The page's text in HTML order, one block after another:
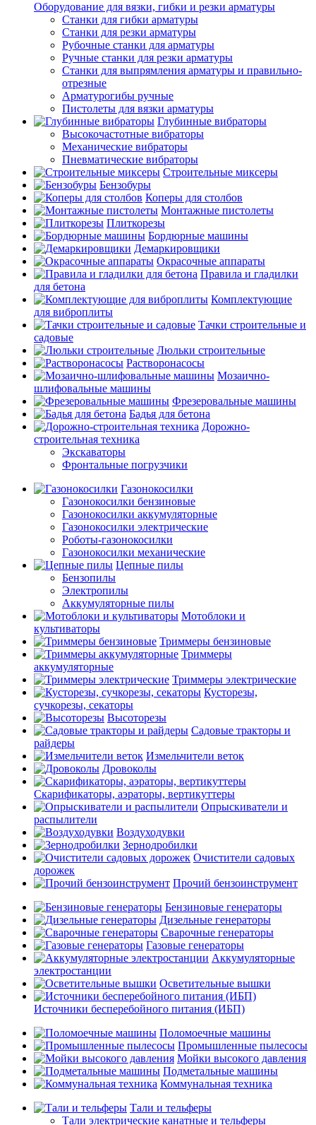
Оборудование для вязки, гибки и резки арматуры
Станки для гибки арматуры
Станки для резки арматуры
Рубочные станки для арматуры
Ручные станки для резки арматуры
Станки для выпрямления арматуры и правильно-
отрезные
Арматурогибы ручные
Пистолеты для вязки арматуры
Глубинные вибраторы
Высокочастотные вибраторы
Механические вибраторы
Пневматические вибраторы
Строительные миксеры
Бензобуры
Коперы для столбов
Монтажные пистолеты
Плиткорезы
Бордюрные машины
Демаркировщики
Окрасочные аппараты
Правила и гладилки
для бетона
Комплектующие
для виброплиты
Тачки строительные и
садовые
Люльки строительные
Растворонасосы
Мозаично-
шлифовальные машины
Фрезеровальные машины
Бадья для бетона
Дорожно-
строительная техника
Экскаваторы
Фронтальные погрузчики
Газонокосилки
Газонокосилки бензиновые
Газонокосилки аккумуляторные
Газонокосилки электрические
Роботы-газонокосилки
Газонокосилки механические
Цепные пилы
Бензопилы
Электропилы
Аккумуляторные пилы
Мотоблоки и
культиваторы
Триммеры бензиновые
Триммеры
аккумуляторные
Триммеры электрические
Кусторезы,
сучкорезы, секаторы
Высоторезы
Садовые тракторы и
райдеры
Измельчители веток
Дровоколы
Скарификаторы, аэраторы, вертикуттеры
Опрыскиватели и
распылители
Воздуходувки
Зернодробилки
Очистители садовых
дорожек
Прочий бензоинструмент
Бензиновые генераторы
Дизельные генераторы
Сварочные генераторы
Газовые генераторы
Аккумуляторные
электростанции
Осветительные вышки
Источники бесперебойного питания (ИБП)
Поломоечные машины
Промышленные пылесосы
Мойки высокого давления
Подметальные машины
Коммунальная техника
Тали и тельферы
Тали электрические канатные и тельферы